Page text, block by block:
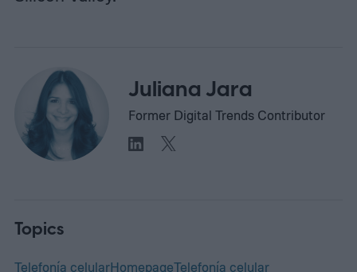
Juliana Jara
Former Digital Trends Contributor
Topics
Telefonía celularHomepageTelefonía celular